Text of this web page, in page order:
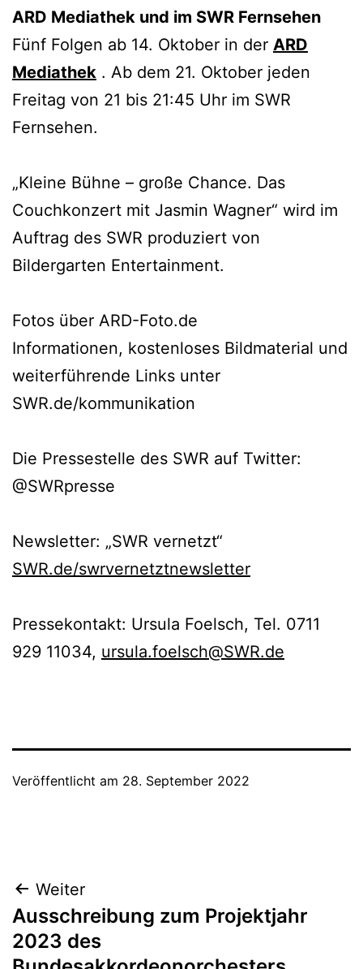
ARD Mediathek und im SWR Fernsehen
Fünf Folgen ab 14. Oktober in der ARD
Mediathek . Ab dem 21. Oktober jeden
Freitag von 21 bis 21:45 Uhr im SWR
Fernsehen.
„Kleine Bühne – große Chance. Das
Couchkonzert mit Jasmin Wagner“ wird im
Auftrag des SWR produziert von
Bildergarten Entertainment.
Fotos über ARD-Foto.de
Informationen, kostenloses Bildmaterial und
weiterführende Links unter
SWR.de/kommunikation
Die Pressestelle des SWR auf Twitter:
@SWRpresse
Newsletter: „SWR vernetzt“
SWR.de/swrvernetztnewsletter
Pressekontakt: Ursula Foelsch, Tel. 0711
929 11034, ursula.foelsch@SWR.de
Veröffentlicht am 28. September 2022
Beitragsnavigation
Weiter
Ausschreibung zum Projektjahr
2023 des